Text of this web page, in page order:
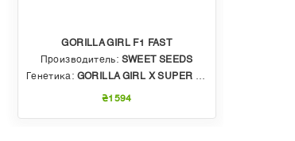
GORILLA GIRL F1 FAST
Производитель: SWEET SEEDS
Генетика: GORILLA GIRL X SUPER STRONG X SWEET GELATO AUTO
₴1594